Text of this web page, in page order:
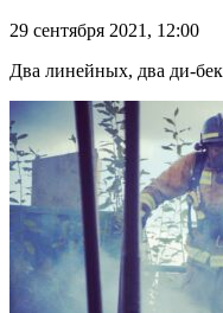
29 сентября 2021, 12:00
Два линейных, два ди-